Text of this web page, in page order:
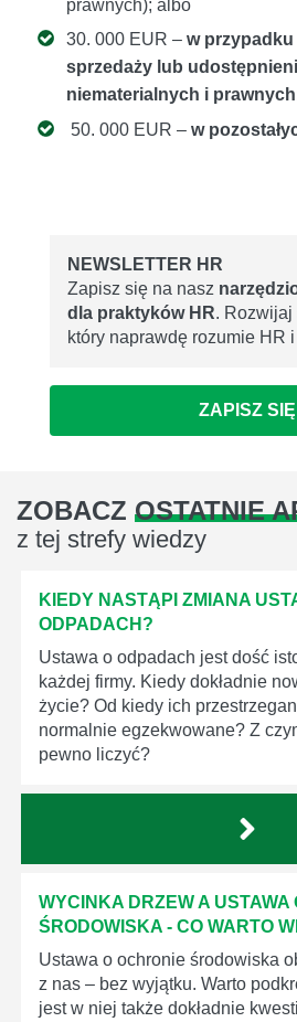
prawnych); albo
30. 000 EUR – w przypadku
sprzedaży lub
niematerialnych i
50. 000 EUR – w
NEWSLETTER HR
Zapisz się na nasz
dla praktyków HR. Rozwijaj
który naprawdę rozumie HR
ZAPISZ SIĘ
ZOBACZ OSTATNIE
z tej strefy wiedzy
KIEDY NASTĄPI ZMIANA
ODPADACH?
Ustawa o odpadach jest dość
każdej firmy. Kiedy dokładnie
życie? Od kiedy ich
normalnie egzekwowane? Z
pewno liczyć?
WYCINKA DRZEW A USTAWA
ŚRODOWISKA - CO WARTO
Ustawa o ochronie środowiska
z nas – bez wyjątku. Warto
jest w niej także dokładnie